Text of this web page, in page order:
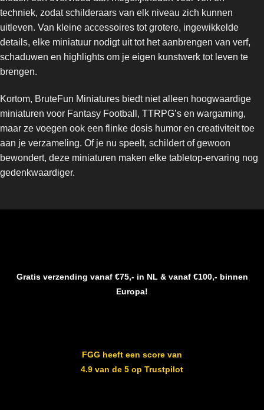
techniek, zodat schilderaars van elk niveau zich kunnen
uitleven. Van kleine accessoires tot grotere, ingewikkelde
details, elke miniatuur nodigt uit tot het aanbrengen van verf,
schaduwen en highlights om je eigen kunstwerk tot leven te
brengen.
Kortom, BruteFun Miniatures biedt niet alleen hoogwaardige
miniaturen voor Fantasy Football, TTRPG’s en wargaming,
maar ze voegen ook een flinke dosis humor en creativiteit toe
aan je verzameling. Of je nu speelt, schildert of gewoon
bewondert, deze miniaturen maken elke tabletop-ervaring nog
gedenkwaardiger.
Gratis verzending vanaf €75,- in NL & vanaf €100,- binnen
Europa!
FGG heeft een score van
4.9 van de 5 op Trustpilot